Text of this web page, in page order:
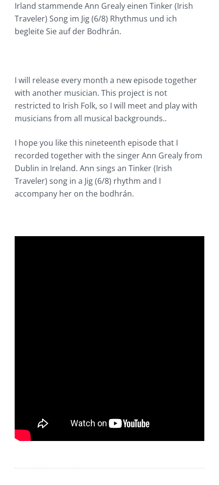
Irland stammende Ann Grealy einen Tinker (Irish
Traveler) Song im Jig (6/8) Rhythmus und ich
begleite Sie auf der Bodhrán.
I will release every month a new episode together
with another musician. This project is not
restricted to Irish Folk, so I will meet and play with
musicians from all musical backgrounds..
I hope you like this nineteenth episode that I
recorded together with the singer Ann Grealy from
Dublin in Ireland. Ann sings an Tinker (Irish
Traveler) song in a Jig (6/8) rhythm and I
accompany her on the bodhrán.